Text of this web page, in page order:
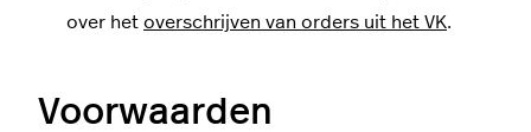
over het overschrijven van orders uit het VK.
Voorwaarden